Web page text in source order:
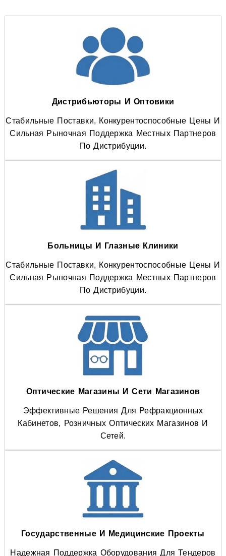
Дистрибьюторы И Оптовики
Стабильные Поставки, Конкурентоспособные Цены И
Сильная Рыночная Поддержка Местных Партнеров
По Дистрибуции.
Больницы И Глазные Клиники
Стабильные Поставки, Конкурентоспособные Цены И
Сильная Рыночная Поддержка Местных Партнеров
По Дистрибуции.
Оптические Магазины И Сети Магазинов
Эффективные Решения Для Рефракционных
Кабинетов, Розничных Оптических Магазинов И
Сетей.
Государственные И Медицинские Проекты
Надежная Поддержка Оборудования Для Тендеров